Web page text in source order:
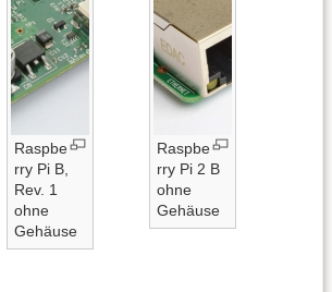
Raspbe
rry Pi B,
Rev. 1
ohne
Gehäuse
Raspbe
rry Pi 2 B
ohne
Gehäuse